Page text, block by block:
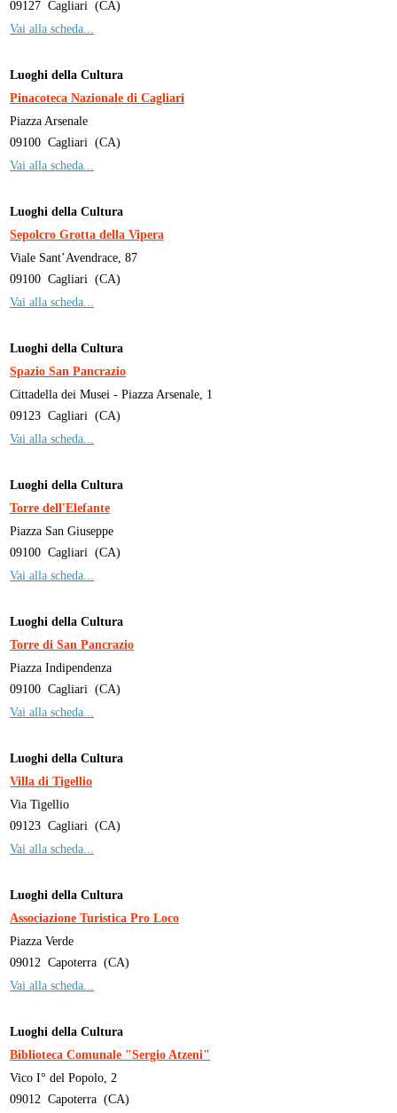
09127 Cagliari (CA)
Vai alla scheda...
Luoghi della Cultura
Pinacoteca Nazionale di Cagliari
Piazza Arsenale
09100 Cagliari (CA)
Vai alla scheda...
Luoghi della Cultura
Sepolcro Grotta della Vipera
Viale Sant’Avendrace, 87
09100 Cagliari (CA)
Vai alla scheda...
Luoghi della Cultura
Spazio San Pancrazio
Cittadella dei Musei - Piazza Arsenale, 1
09123 Cagliari (CA)
Vai alla scheda...
Luoghi della Cultura
Torre dell'Elefante
Piazza San Giuseppe
09100 Cagliari (CA)
Vai alla scheda...
Luoghi della Cultura
Torre di San Pancrazio
Piazza Indipendenza
09100 Cagliari (CA)
Vai alla scheda...
Luoghi della Cultura
Villa di Tigellio
Via Tigellio
09123 Cagliari (CA)
Vai alla scheda...
Luoghi della Cultura
Associazione Turistica Pro Loco
Piazza Verde
09012 Capoterra (CA)
Vai alla scheda...
Luoghi della Cultura
Biblioteca Comunale "Sergio Atzeni"
Vico I° del Popolo, 2
09012 Capoterra (CA)